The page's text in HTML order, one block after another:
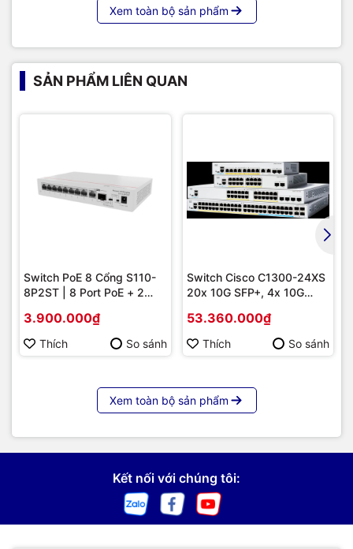
Xem toàn bộ sản phẩm
SẢN PHẨM LIÊN QUAN
Switch PoE 8 Cổng S110-
8P2ST | 8 Port PoE + 2
3.900.000₫
Thích So sánh
Switch Cisco C1300-24XS
20x 10G SFP+, 4x 10G
Hàng chính hãng
53.360.000₫
Thích So sánh
Xem toàn bộ sản phẩm
Kết nối với chúng tôi: